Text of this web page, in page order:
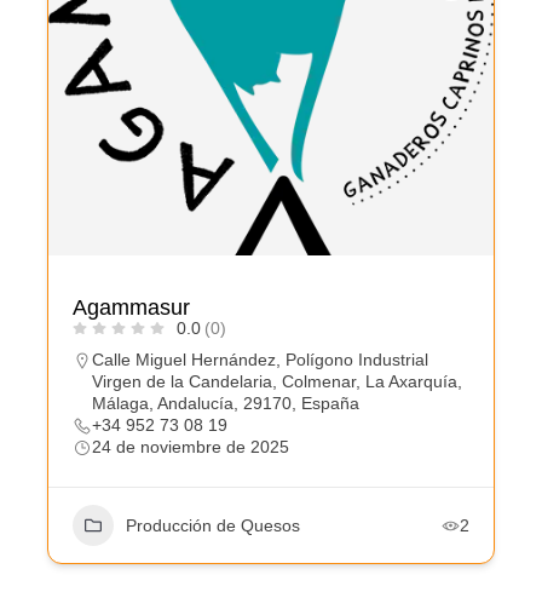
Agammasur
0.0 (0)
Calle Miguel Hernández, Polígono Industrial
Virgen de la Candelaria, Colmenar, La Axarquía,
Málaga, Andalucía, 29170, España
+34 952 73 08 19
24 de noviembre de 2025
Producción de Quesos 2